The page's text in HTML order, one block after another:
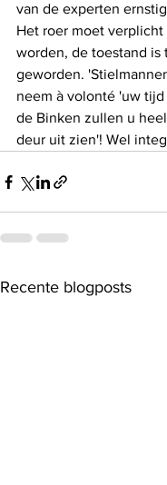
van de experten
Het roer moet verplicht
worden, de toestand is
geworden.
neem à volonté 'uw
de Binken zullen u
deur uit zien'! Wel
Recente blogposts